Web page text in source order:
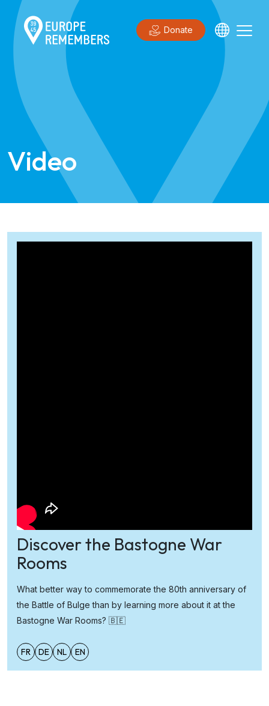
Donate
Video
Discover the Bastogne War
Rooms
What better way to commemorate the 80th anniversary of
the Battle of Bulge than by learning more about it at the
Bastogne War Rooms? 🇧🇪
FR DE NL EN